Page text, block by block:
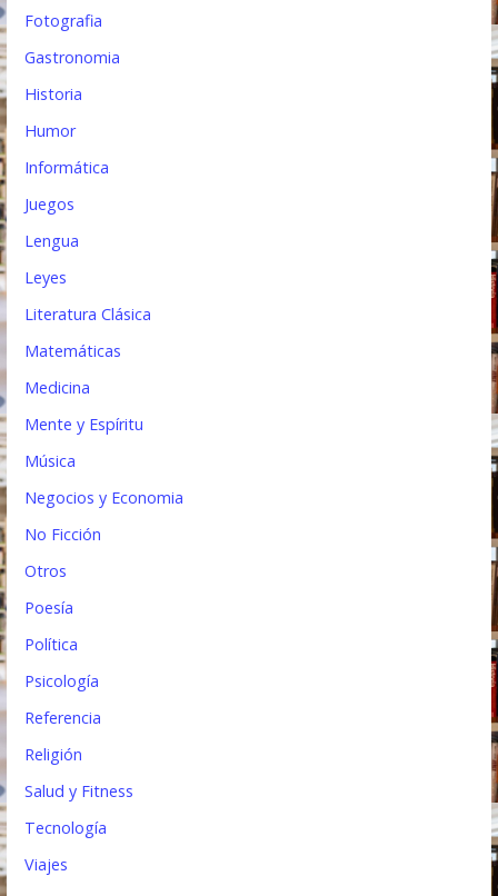
Fotografia
Gastronomia
Historia
Humor
Informática
Juegos
Lengua
Leyes
Literatura Clásica
Matemáticas
Medicina
Mente y Espíritu
Música
Negocios y Economia
No Ficción
Otros
Poesía
Política
Psicología
Referencia
Religión
Salud y Fitness
Tecnología
Viajes